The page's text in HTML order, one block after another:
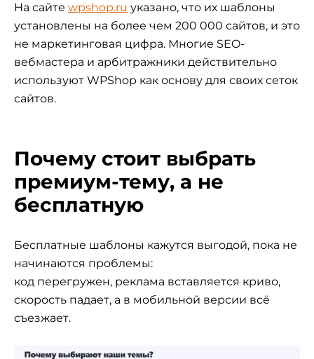
На сайте wpshop.ru указано, что их шаблоны
установлены на более чем 200 000 сайтов, и это
не маркетинговая цифра. Многие SEO-
вебмастера и арбитражники действительно
используют WPShop как основу для своих сеток
сайтов.
Почему стоит выбрать
премиум-тему, а не
бесплатную
Бесплатные шаблоны кажутся выгодой, пока не
начинаются проблемы:
код перегружен, реклама вставляется криво,
скорость падает, а в мобильной версии всё
съезжает.